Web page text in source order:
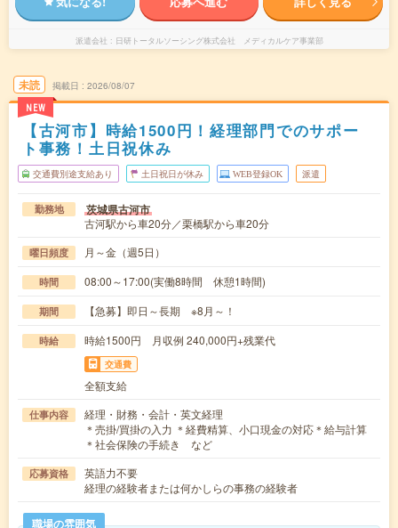
派遣会社 日研トータルソーシング株式会社 メディカルケア事業部
未読
NEW
掲載日 2026/08/07
【古河市】時給1500円！経理部門でのサポー
ト事務！土日祝休み
交通費別途支給あり 土日祝日が休み WEB登録OK 派遣
勤務地 茨城県古河市
古河駅から車20分／栗橋駅から車20分
曜日頻度 月～金（週5日）
時間 08:00～17:00(実働8時間 休憩1時間)
期間 【急募】即日～長期 ※8月～！
時給 時給1500円 月収例 240,000円+残業代
交通費
全額支給
仕事内容
経理・財務・会計・英文経理
＊売掛/買掛の入力 ＊経費精算、小口現金の対応＊給与計算
＊社会保険の手続き など
応募資格
英語力不要
経理の経験者または何かしらの事務の経験者
職場の雰囲気